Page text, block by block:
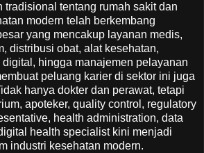
tradisional tentang rumah sakit dan
modern telah berkembang
yang mencakup layanan medis,
distribusi obat, alat kesehatan,
hingga manajemen pelayanan
peluang karier di sektor ini juga
hanya dokter dan perawat, tetapi
apoteker, quality control, regulatory
health administration, data
health specialist kini menjadi
industri kesehatan modern.